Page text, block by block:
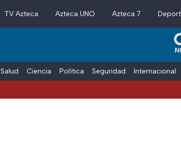
TV Azteca Azteca UNO Azteca 7
Salud Ciencia Política Seguridad Internacional